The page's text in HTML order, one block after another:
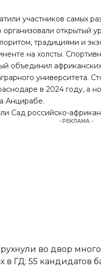
участников самых
открытый
традициями и
на холсты.
объединил
университета.
в 2024 году, а
Анцирабе.
Сад российско-
- РЕКЛАМА -
во двор
ГД: 55 кандидатов